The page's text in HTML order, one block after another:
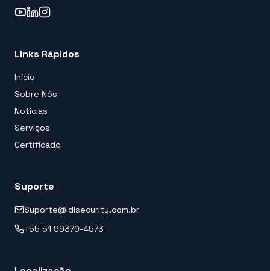
Links Rápidos
Início
Sobre Nós
Notícias
Serviços
Certificado
Suporte
Suporte@ldlsecurity.com.br
+55 51 99370-4573